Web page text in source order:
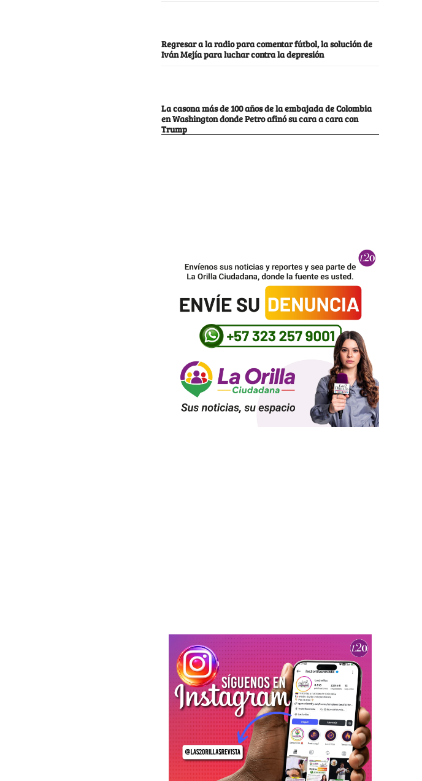
Regresar a la radio para comentar fútbol, la solución de
Iván Mejía para luchar contra la depresión
La casona más de 100 años de la embajada de Colombia
en Washington donde Petro afinó su cara a cara con
Trump